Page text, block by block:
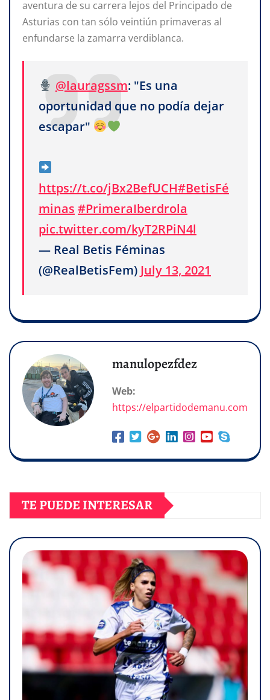
aventura de su carrera lejos del Principado de
Asturias con tan sólo veintiún primaveras al
enfundarse la zamarra verdiblanca.
@lauragssm: "Es una
oportunidad que no podía dejar
escapar"
https://t.co/jBx2BefUCH#BetisFé
minas #PrimeraIberdrola
pic.twitter.com/kyT2RPiN4l
— Real Betis Féminas
(@RealBetisFem) July 13, 2021
manulopezfdez
Web:
https://elpartidodemanu.com
TE PUEDE INTERESAR